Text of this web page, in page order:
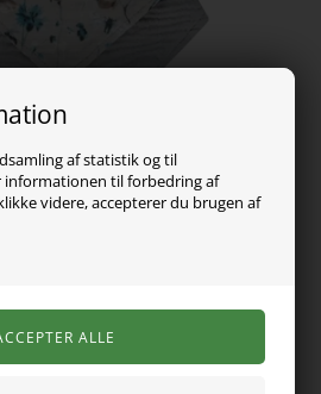
af statistik og til
informationen til forbedring af
videre, accepterer du brugen af